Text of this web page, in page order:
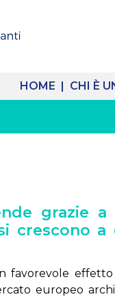
HOME | CHI È
grazie
crescono a
favorevole
europeo